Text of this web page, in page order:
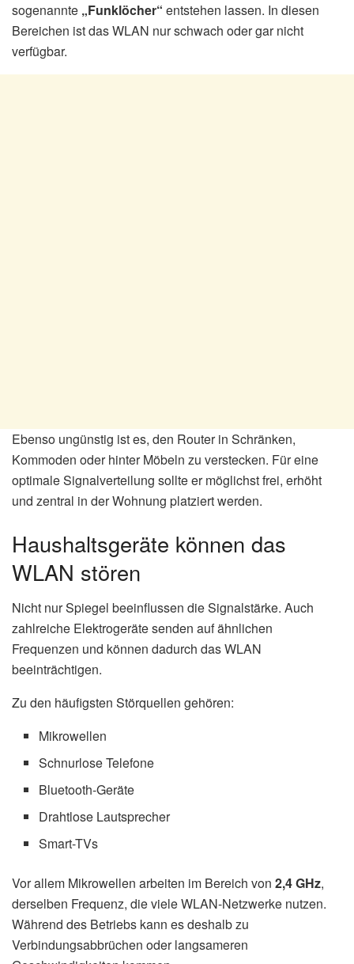
sogenannte „Funklöcher“ entstehen lassen. In diesen
Bereichen ist das WLAN nur schwach oder gar nicht
verfügbar.
Ebenso ungünstig ist es, den Router in Schränken,
Kommoden oder hinter Möbeln zu verstecken. Für eine
optimale Signalverteilung sollte er möglichst frei, erhöht
und zentral in der Wohnung platziert werden.
Haushaltsgeräte können das
WLAN stören
Nicht nur Spiegel beeinflussen die Signalstärke. Auch
zahlreiche Elektrogeräte senden auf ähnlichen
Frequenzen und können dadurch das WLAN
beeinträchtigen.
Zu den häufigsten Störquellen gehören:
Mikrowellen
Schnurlose Telefone
Bluetooth-Geräte
Drahtlose Lautsprecher
Smart-TVs
Vor allem Mikrowellen arbeiten im Bereich von 2,4 GHz,
derselben Frequenz, die viele WLAN-Netzwerke nutzen.
Während des Betriebs kann es deshalb zu
Verbindungsabbrüchen oder langsameren